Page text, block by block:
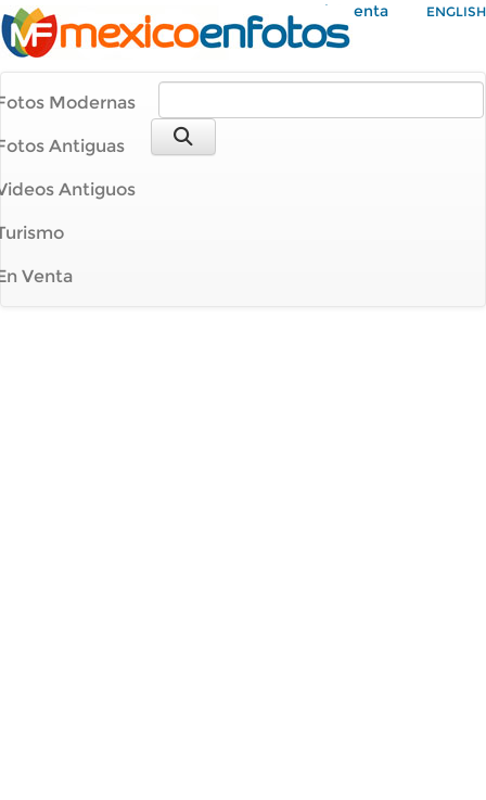
Mi Cuenta ENGLISH
Modernas
Antiguas
Antiguos
Venta